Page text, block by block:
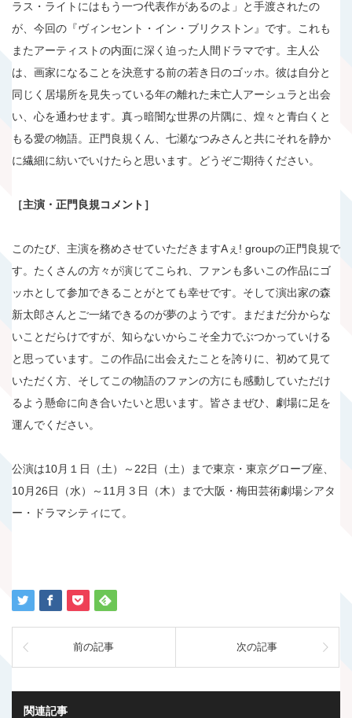
ラス・ライトにはもう一つ代表作があるのよ」と手渡されたの
が、今回の『ヴィンセント・イン・ブリクストン』です。これも
またアーティストの内面に深く迫った人間ドラマです。主人公
は、画家になることを決意する前の若き日のゴッホ。彼は自分と
同じく居場所を見失っている年の離れた未亡人アーシュラと出会
い、心を通わせます。真っ暗闇な世界の片隅に、煌々と青白くと
もる愛の物語。正門良規くん、七瀬なつみさんと共にそれを静か
に繊細に紡いでいけたらと思います。どうぞご期待ください。
［主演・正門良規コメント］
このたび、主演を務めさせていただきますAぇ! groupの正門良規で
す。たくさんの方々が演じてこられ、ファンも多いこの作品にゴ
ッホとして参加できることがとても幸せです。そして演出家の森
新太郎さんとご一緒できるのが夢のようです。まだまだ分からな
いことだらけですが、知らないからこそ全力でぶつかっていける
と思っています。この作品に出会えたことを誇りに、初めて見て
いただく方、そしてこの物語のファンの方にも感動していただけ
るよう懸命に向き合いたいと思います。皆さまぜひ、劇場に足を
運んでください。
公演は10月１日（土）～22日（土）まで東京・東京グローブ座、
10月26日（水）～11月３日（木）まで大阪・梅田芸術劇場シアタ
ー・ドラマシティにて。
前の記事 次の記事
関連記事